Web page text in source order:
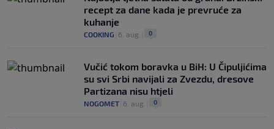
recept za dane kada je prevruće za
kuhanje
COOKING 6. aug. 0
Vučić tokom boravka u BiH: U Čipuljićima
su svi Srbi navijali za Zvezdu, dresove
Partizana nisu htjeli
NOGOMET 6. aug. 0